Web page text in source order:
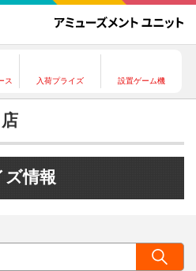
ス 入荷プライズ 設置ゲーム機
ズ情報